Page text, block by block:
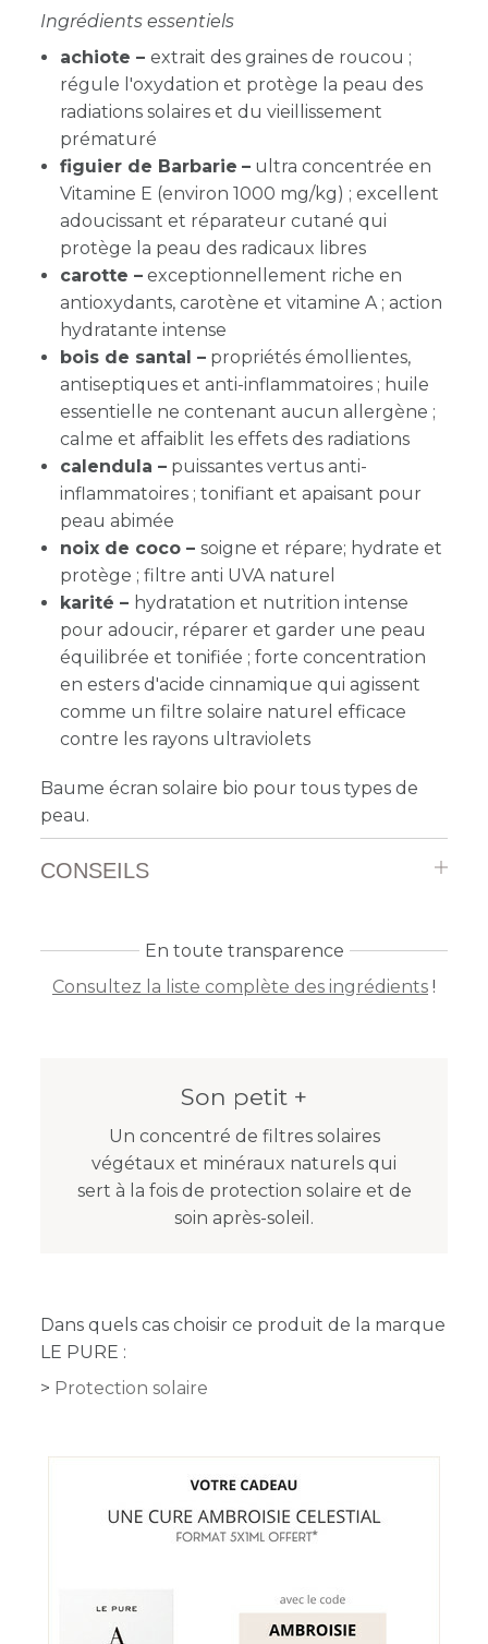
Ingrédients essentiels
achiote – extrait des graines de roucou ;
régule l'oxydation et protège la peau des
radiations solaires et du vieillissement
prématuré
figuier de Barbarie – ultra concentrée en
Vitamine E (environ 1000 mg/kg) ; excellent
adoucissant et réparateur cutané qui
protège la peau des radicaux libres
carotte – exceptionnellement riche en
antioxydants, carotène et vitamine A ; action
hydratante intense
bois de santal – propriétés émollientes,
antiseptiques et anti-inflammatoires ; huile
essentielle ne contenant aucun allergène ;
calme et affaiblit les effets des radiations
calendula – puissantes vertus anti-
inflammatoires ; tonifiant et apaisant pour
peau abimée
noix de coco – soigne et répare; hydrate et
protège ; filtre anti UVA naturel
karité – hydratation et nutrition intense
pour adoucir, réparer et garder une peau
équilibrée et tonifiée ; forte concentration
en esters d'acide cinnamique qui agissent
comme un filtre solaire naturel efficace
contre les rayons ultraviolets
Baume écran solaire bio pour tous types de
peau.
CONSEILS
En toute transparence
Consultez la liste complète des ingrédients !
Son petit +
Un concentré de filtres solaires
végétaux et minéraux naturels qui
sert à la fois de protection solaire et de
soin après-soleil.
Dans quels cas choisir ce produit de la marque
LE PURE :
Protection solaire